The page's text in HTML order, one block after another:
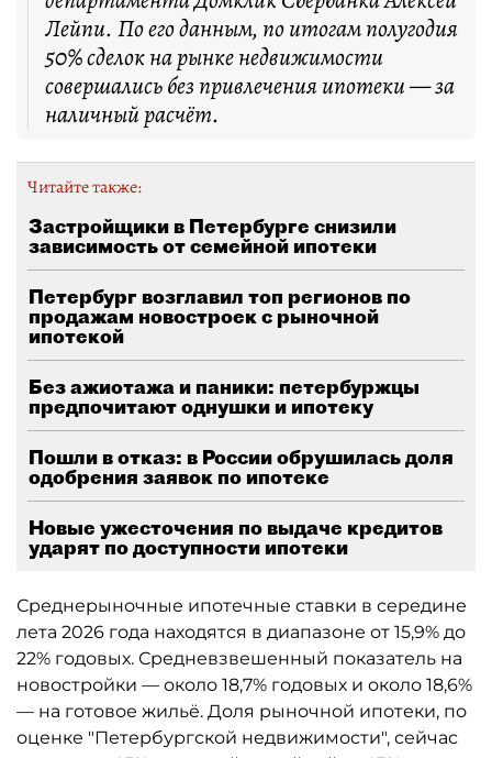
Лейпи. По его данным, по итогам полугодия
50% сделок на рынке недвижимости
совершались без привлечения ипотеки — за
наличный расчёт.
Читайте также:
Застройщики в Петербурге снизили
зависимость от семейной ипотеки
Петербург возглавил топ регионов по
продажам новостроек с рыночной
ипотекой
Без ажиотажа и паники: петербуржцы
предпочитают однушки и ипотеку
Пошли в отказ: в России обрушилась доля
одобрения заявок по ипотеке
Новые ужесточения по выдаче кредитов
ударят по доступности ипотеки
Среднерыночные ипотечные ставки в середине
лета 2026 года находятся в диапазоне от 15,9% до
22% годовых. Средневзвешенный показатель на
новостройки — около 18,7% годовых и около 18,6%
— на готовое жильё. Доля рыночной ипотеки, по
оценке "Петербургской недвижимости", сейчас